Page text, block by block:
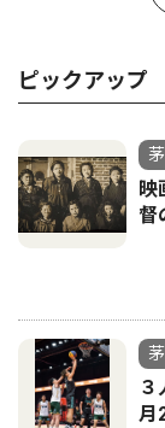
ピックアップ
映
督
月